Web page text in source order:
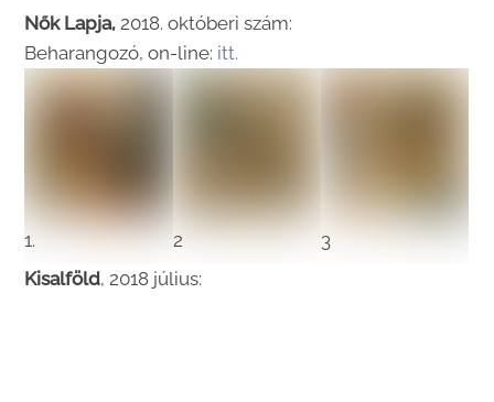
Nők Lapja, 2018. októberi szám:
Beharangozó, on-line: itt.
1. 2
3
Kisalföld, 2018 július: